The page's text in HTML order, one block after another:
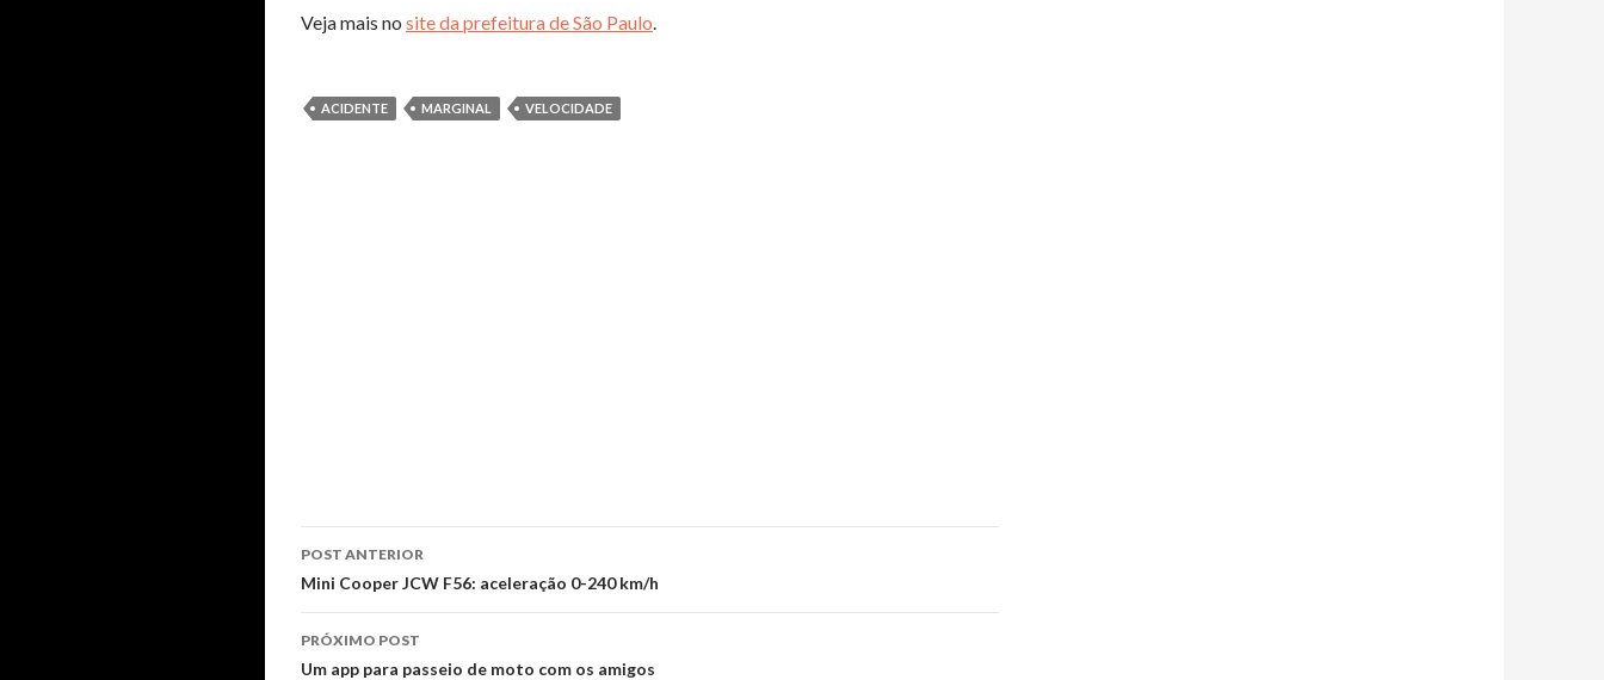
Veja mais no site da prefeitura de São Paulo.
ACIDENTE MARGINAL VELOCIDADE
Navegação
de
posts
POST ANTERIOR
Mini Cooper JCW F56: aceleração 0-240 km/h
PRÓXIMO POST
Um app para passeio de moto com os amigos